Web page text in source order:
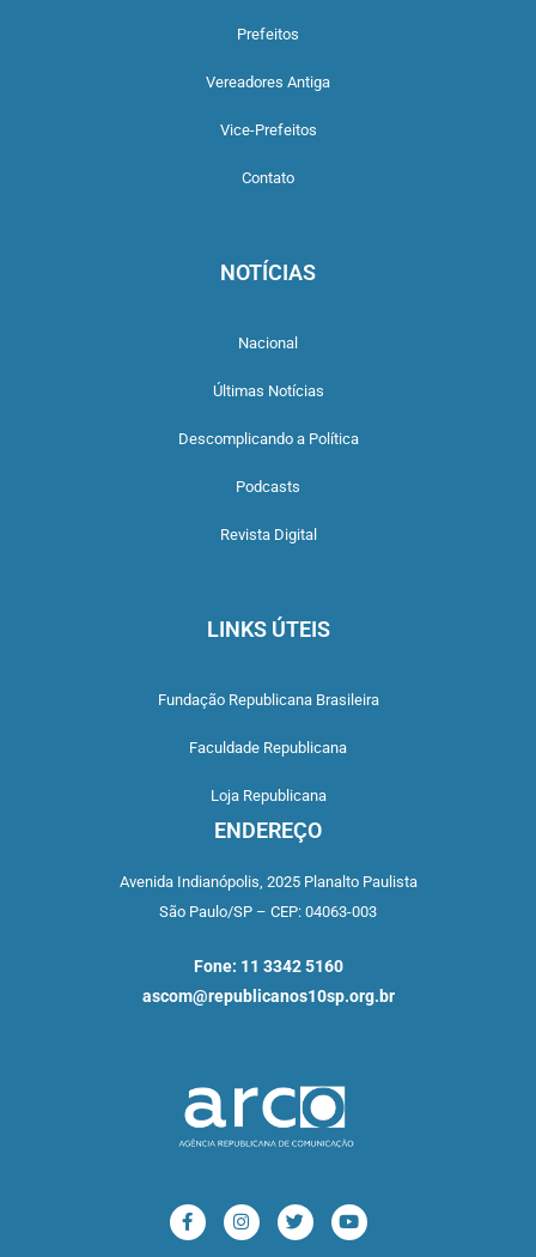
Prefeitos
Vereadores Antiga
Vice-Prefeitos
Contato
NOTÍCIAS
Nacional
Últimas Notícias
Descomplicando a Política
Podcasts
Revista Digital
LINKS ÚTEIS
Fundação Republicana Brasileira
Faculdade Republicana
Loja Republicana
ENDEREÇO
Avenida Indianópolis, 2025 Planalto Paulista
São Paulo/SP – CEP: 04063-003
Fone: 11 3342 5160
ascom@republicanos10sp.org.br